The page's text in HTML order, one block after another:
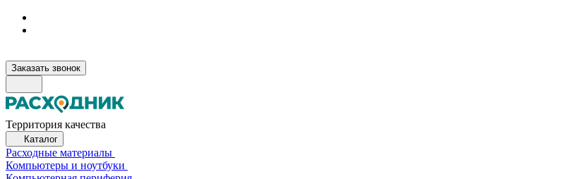
Заказать звонок
Территория качества
Каталог
Расходные материалы
Компьютеры и ноутбуки